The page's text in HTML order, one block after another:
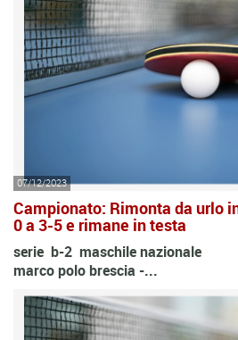
07/12/2023
Campionato: Rimonta da urlo
0 a 3-5 e rimane in testa
serie b-2 maschile nazionale
marco polo brescia -...